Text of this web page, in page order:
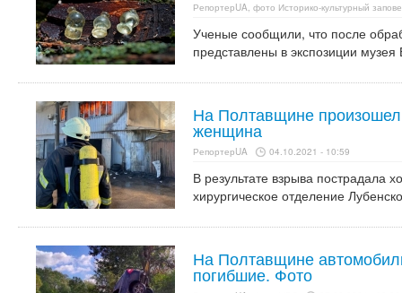
РепортерUA, фото Историко-культурный
Ученые сообщили, что после
представлены в экспозиции
На Полтавщине
женщина
РепортерUA 04.10.2021 - 10:59
В результате взрыва пострадала
хирургическое отделение
На Полтавщине
погибшие. Фото